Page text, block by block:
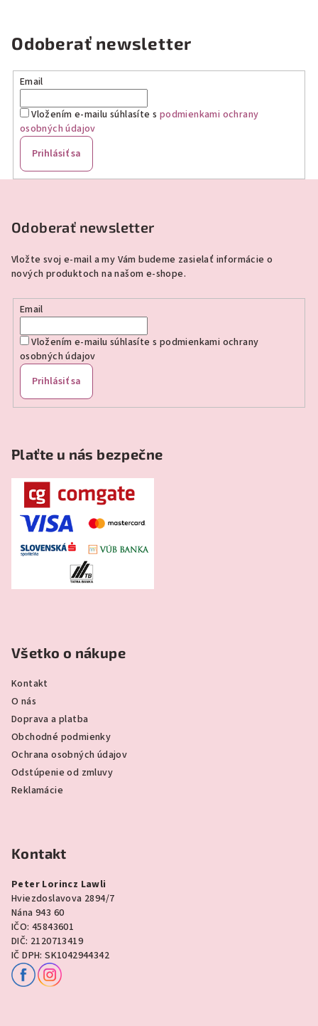
Odoberať newsletter
Email
Vložením e-mailu súhlasíte s podmienkami ochrany
osobných údajov
Prihlásiť sa
Odoberať newsletter
Vložte svoj e-mail a my Vám budeme zasielať informácie o
nových produktoch na našom e-shope.
Email
Vložením e-mailu súhlasíte s podmienkami ochrany
osobných údajov
Prihlásiť sa
Plaťte u nás bezpečne
Všetko o nákupe
Kontakt
O nás
Doprava a platba
Obchodné podmienky
Ochrana osobných údajov
Odstúpenie od zmluvy
Reklamácie
Kontakt
Peter Lorincz Lawli
Hviezdoslavova 2894/7
Nána 943 60
IČO: 45843601
DIČ: 2120713419
IČ DPH: SK1042944342